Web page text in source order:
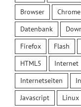
Browser
Chrome
Datenbank
Firefox
Flash
HTML5
Internet
Internetseiten
Javascript
Linux